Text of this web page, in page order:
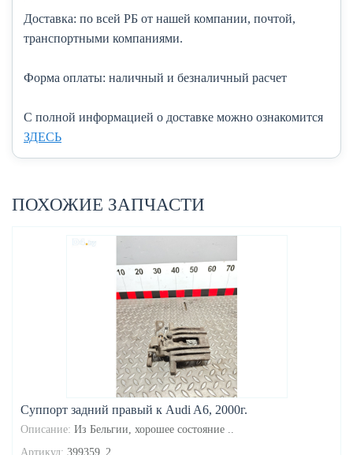
Доставка: по всей РБ от нашей компании, почтой,
транспортными компаниями.
Форма оплаты: наличный и безналичный расчет
C полной информацией о доставке можно ознакомится
ЗДЕСЬ
ПОХОЖИЕ ЗАПЧАСТИ
Суппорт задний правый к Audi A6, 2000г.
Описание: Из Бельгии, хорошее состояние ..
Артикул: 399359_2